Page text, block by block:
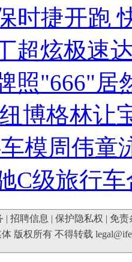
时捷开跑
超炫极速
照"666"居
博格林让
模周伟童
C级旅行
| 招聘信息 | 保护隐私权 | 免责
版权所有 不得转载